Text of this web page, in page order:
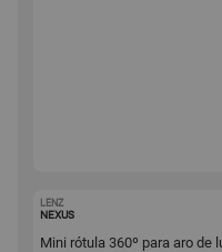
LENZ
NEXUS
Mini rótula 360º para aro de